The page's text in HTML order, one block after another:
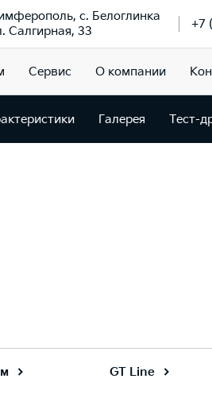
с. Белоглинка
Салгирная, 33
+7
Сервис О компании
Галерея Тест-
GT Line